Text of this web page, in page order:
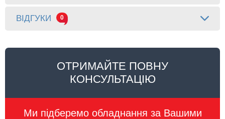
ВІДГУКИ 0
ОТРИМАЙТЕ ПОВНУ
КОНСУЛЬТАЦІЮ
Ми підберемо обладнання за Вашими